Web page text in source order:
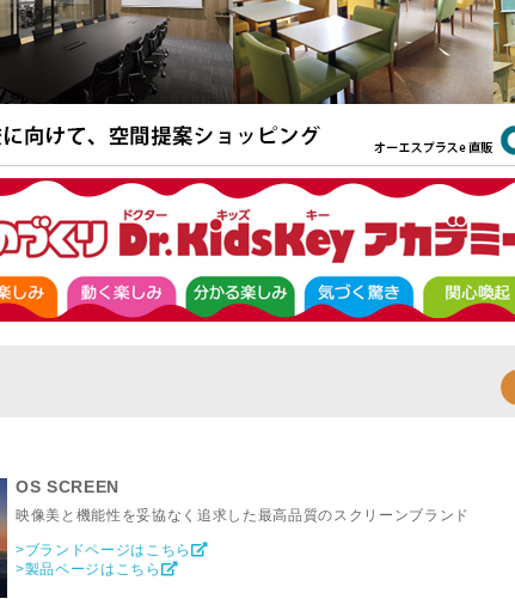
OS SCREEN
映像美と機能性を妥協なく追求した最高品質のスクリーンブランド
>ブランドページはこちら
>製品ページはこちら